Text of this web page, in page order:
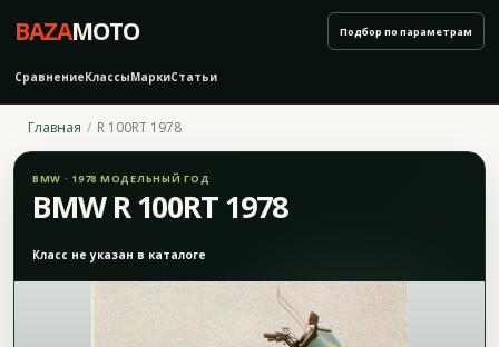
BAZAMOTO
СравнениеКлассыМаркиСтатьи
Подбор по параметрам
Главная R 100RT 1978
BMW · 1978 МОДЕЛЬНЫЙ ГОД
BMW R 100RT 1978
Класс не указан в каталоге